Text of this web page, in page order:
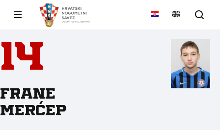
14
Frane
Merćep